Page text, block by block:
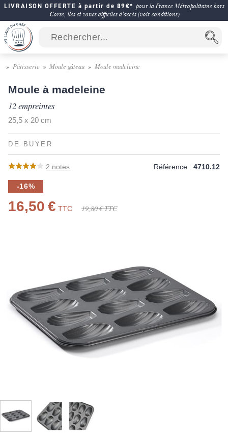
LIVRAISON OFFERTE à partir de 89€* pour la France Métropolitaine hors
Corse, îles et zones difficiles d'accès (voir conditions)
Pâtisserie Moule gâteau Moule madeleine
Moule à madeleine
12 empreintes
25,5 x 20 cm
DE BUYER
2 notes Référence : 4710.12
-16%
16,50 € TTC 19,80 €TTC